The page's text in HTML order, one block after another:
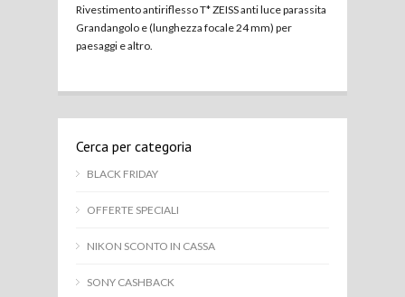
Rivestimento antiriflesso T* ZEISS anti luce parassita
Grandangolo e (lunghezza focale 24 mm) per
paesaggi e altro.
Cerca per categoria
BLACK FRIDAY
OFFERTE SPECIALI
NIKON SCONTO IN CASSA
SONY CASHBACK